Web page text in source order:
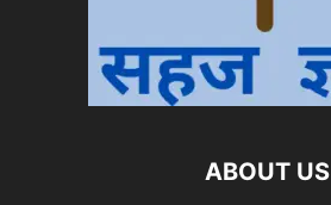
ABOUT US